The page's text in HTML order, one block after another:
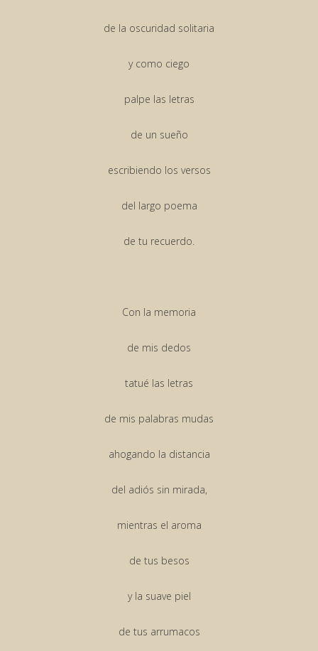
de la oscuridad solitaria
y como ciego
palpe las letras
de un sueño
escribiendo los versos
del largo poema
de tu recuerdo.
Con la memoria
de mis dedos
tatué las letras
de mis palabras mudas
ahogando la distancia
del adiós sin mirada,
mientras el aroma
de tus besos
y la suave piel
de tus arrumacos